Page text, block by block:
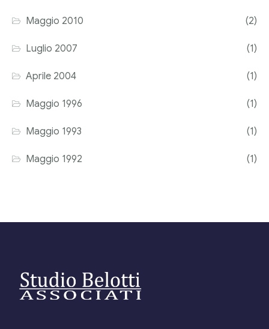
Maggio 2010 (2)
Luglio 2007 (1)
Aprile 2004 (1)
Maggio 1996 (1)
Maggio 1993 (1)
Maggio 1992 (1)